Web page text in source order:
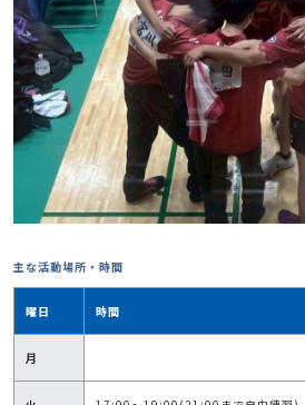
主な活動場所・時間
曜日 時間
月